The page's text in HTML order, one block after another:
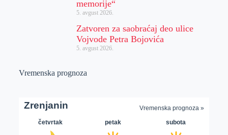
memorije“
5. avgust 2026.
Zatvoren za saobraćaj deo ulice
Vojvode Petra Bojovića
5. avgust 2026.
Vremenska prognoza